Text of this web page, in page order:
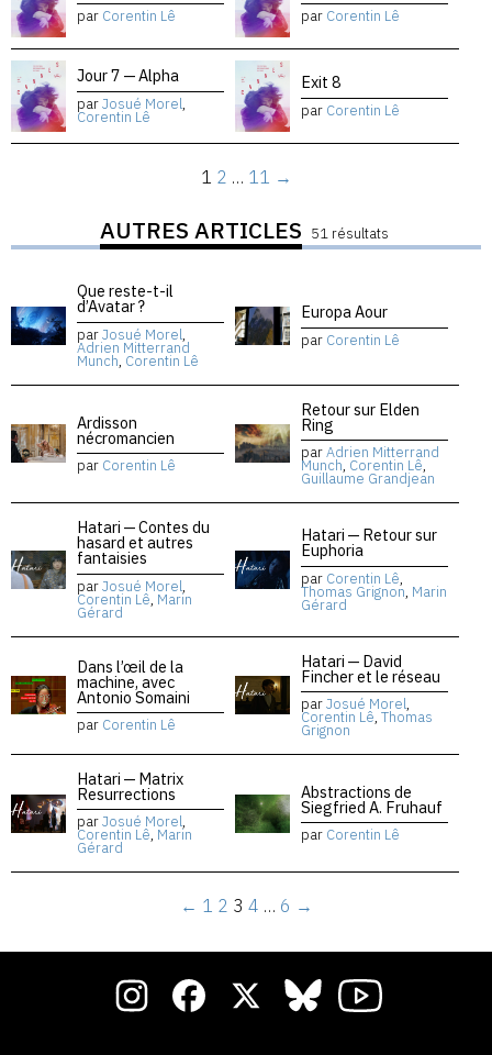
par Corentin Lê par Corentin Lê
Jour 7 — Alpha
parJosué Morel,
Corentin Lê
Exit 8
par Corentin Lê
1 2 … 11 →
AUTRES ARTICLES 51 résultats
Que reste-t-il
d’Avatar ?
parJosué Morel,
Adrien Mitterrand
Munch, Corentin Lê
Europa Aour
par Corentin Lê
Ardisson
nécromancien
par Corentin Lê
Retour sur Elden
Ring
parAdrien Mitterrand
Munch, Corentin Lê,
Guillaume Grandjean
Hatari — Contes du
hasard et autres
fantaisies
parJosué Morel,
Corentin Lê, Marin
Gérard
Hatari — Retour sur
Euphoria
par Corentin Lê,
Thomas Grignon, Marin
Gérard
Dans l’œil de la
machine, avec
Antonio Somaini
par Corentin Lê
Hatari — David
Fincher et le réseau
parJosué Morel,
Corentin Lê, Thomas
Grignon
Hatari — Matrix
Resurrections
parJosué Morel,
Corentin Lê, Marin
Gérard
Abstractions de
Siegfried A. Fruhauf
par Corentin Lê
← 1 2 3 4 … 6 →